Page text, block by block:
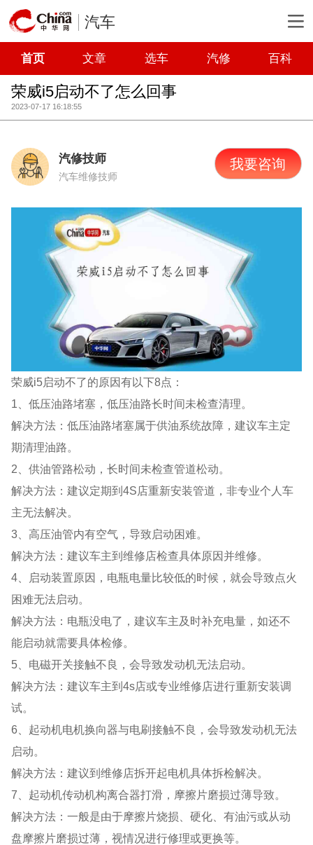
汽车
首页 文章 选车 汽修 百科
荣威i5启动不了怎么回事
2023-07-17 16:18:55
汽修技师
汽车维修技师
我要咨询
荣威i5启动不了的原因有以下8点：
1、低压油路堵塞，低压油路长时间未检查清理。
解决方法：低压油路堵塞属于供油系统故障，建议车主定
期清理油路。
2、供油管路松动，长时间未检查管道松动。
解决方法：建议定期到4S店重新安装管道，非专业个人车
主无法解决。
3、高压油管内有空气，导致启动困难。
解决方法：建议车主到维修店检查具体原因并维修。
4、启动装置原因，电瓶电量比较低的时候，就会导致点火
困难无法启动。
解决方法：电瓶没电了，建议车主及时补充电量，如还不
能启动就需要具体检修。
5、电磁开关接触不良，会导致发动机无法启动。
解决方法：建议车主到4s店或专业维修店进行重新安装调
试。
6、起动机电机换向器与电刷接触不良，会导致发动机无法
启动。
解决方法：建议到维修店拆开起电机具体拆检解决。
7、起动机传动机构离合器打滑，摩擦片磨损过薄导致。
解决方法：一般是由于摩擦片烧损、硬化、有油污或从动
盘摩擦片磨损过薄，视情况进行修理或更换等。